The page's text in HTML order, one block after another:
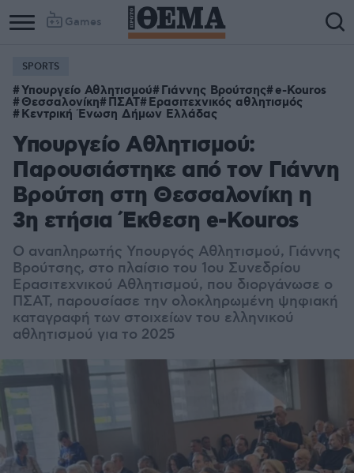
Games
SPORTS
Υπουργείο Αθλητισμού Γιάννης Βρούτσης e-Kouros
Θεσσαλονίκη ΠΣΑΤ Ερασιτεχνικός αθλητισμός
Κεντρική Ένωση Δήμων Ελλάδας
Υπουργείο Αθλητισμού:
Παρουσιάστηκε από τον Γιάννη
Βρούτση στη Θεσσαλονίκη η
3η ετήσια Έκθεση e-Kouros
Ο αναπληρωτής Υπουργός Αθλητισμού, Γιάννης
Βρούτσης, στο πλαίσιο του 1ου Συνεδρίου
Ερασιτεχνικού Αθλητισμού, που διοργάνωσε ο
ΠΣΑΤ, παρουσίασε την ολοκληρωμένη ψηφιακή
καταγραφή των στοιχείων του ελληνικού
αθλητισμού για το 2025